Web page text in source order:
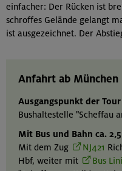
einfacher: Der Rücken ist
schroffes Gelände gelangt
ist ausgezeichnet. Der
Anfahrt ab München
Ausgangspunkt der Tour
Bushaltestelle "Scheffau
Mit Bus und Bahn ca. 2,5
Mit dem Zug
NJ421
Hbf, weiter mit
Bus